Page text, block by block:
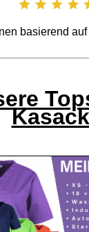
basierend auf